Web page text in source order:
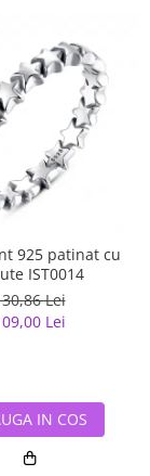
925 patinat cu
IST0014
Lei
Lei
IN COS